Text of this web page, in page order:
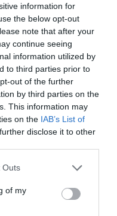
information for
the below opt-out
note that after your
continue seeing
information utilized by
to third parties prior to
out of the further
by third parties on the
This information may
on the IAB’s List of
disclose it to other
Outs
of my
IN ITALIA
italian de la
român arestat
„Un glas